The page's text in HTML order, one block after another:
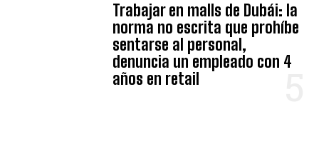
Trabajar en malls de Dubái: la
norma no escrita que prohíbe
sentarse al personal,
denuncia un empleado con 4
años en retail